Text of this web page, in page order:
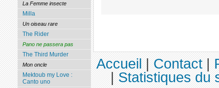
La Femme insecte
Milla
Un oiseau rare
The Rider
Pano ne passera pas
The Third Murder
Mon oncle
Mektoub my Love :
Canto uno
Accueil|Contact|
|Statistiques du